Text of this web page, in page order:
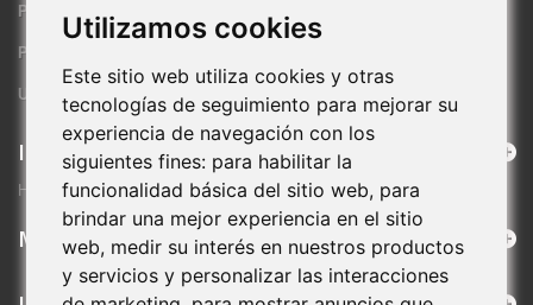
Utilizamos cookies
Este sitio web utiliza cookies y otras
tecnologías de seguimiento para mejorar su
experiencia de navegación con los
siguientes fines: para habilitar la
funcionalidad básica del sitio web, para
brindar una mejor experiencia en el sitio
web, medir su interés en nuestros productos
y servicios y personalizar las interacciones
PRODUCTOS DESTACADOS
PROMOCIONES ESPECIALES
ULTIMAS NOVEDADES
Información
HOLA
Mi cuenta